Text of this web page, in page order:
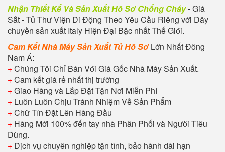
Nhận Thiết Kế Và Sản Xuất Hồ Sơ Chống Cháy- Giá
Sắt - Tủ Thư Viện Di Động Theo Yêu Cầu Riêng với Dây
chuyền sản xuất Italy Hiện Đại Bậc nhất Thế Giới.
Cam Kết Nhà Máy Sản Xuất Tủ Hồ SơLớn Nhất Đông
Nam Á:
+Chúng Tôi Chỉ Bán Với Giá Gốc Nhà Máy Sản Xuất.
+Cam kết giá rẻ nhất thị trường
+Giao Hàng và Lắp Đặt Tận Nơi Miễn Phí
+ Luôn Luôn Chịu Tránh Nhiệm Về Sản Phẩm
+Chữ Tín Đặt Lên Hàng Đầu
+ Hàng Mới 100% đến tay nhà Phân Phối và Người Tiêu
Dùng.
+ Dịch vụ chuyên nghiệp tận tình, bảo hành dài hạn